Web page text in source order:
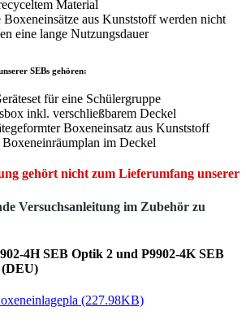
Material
Boxeneinsätze aus Kunststoff werden nicht
eine lange Nutzungsdauer
SEBs gehören:
für eine Schülergruppe
inkl. verschließbarem Deckel
Boxeneinsatz aus Kunststoff
im Deckel
gehört nicht zum Lieferumfang unserer
Versuchsanleitung im Zubehör zu
4H SEB Optik 2 und P9902-4K SEB
(227.98KB)